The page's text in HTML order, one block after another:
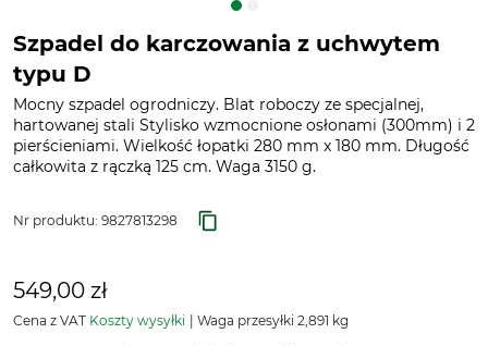
Szpadel do karczowania z uchwytem
typu D
Mocny szpadel ogrodniczy. Blat roboczy ze specjalnej,
hartowanej stali Stylisko wzmocnione osłonami (300mm) i 2
pierścieniami. Wielkość łopatki 280 mm x 180 mm. Długość
całkowita z rączką 125 cm. Waga 3150 g.
Nr produktu: 9827813298
549,00 zł
Cena z VAT Koszty wysyłki Waga przesyłki 2,891 kg